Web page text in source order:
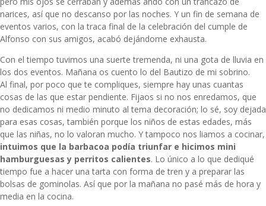
narices, así que no descanso por las noches. Y un fin de semana de
eventos varios, con la traca final de la celebración del cumple de
Alfonso con sus amigos, acabó dejándome exhausta.
Con el tiempo tuvimos una suerte tremenda, ni una gota de lluvia en
los dos eventos. Mañana os cuento lo del Bautizo de mi sobrino.
Al final, por poco que te compliques, siempre hay unas cuantas
cosas de las que estar pendiente. Fijaos si no nos enredamos, que
no dedicamos ni medio minuto al tema decoración; lo sé, soy dejada
para esas cosas, también porque los niños de estas edades, más
que las niñas, no lo valoran mucho. Y tampoco nos liamos a cocinar,
intuimos que la barbacoa podía triunfar e hicimos mini
hamburguesas y perritos calientes. Lo único a lo que dediqué
tiempo fue a hacer una tarta con forma de tren y a preparar las
bolsas de gominolas. Así que por la mañana no pasé más de hora y
media en la cocina.